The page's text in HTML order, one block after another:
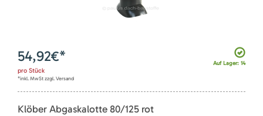
Auf Lager: 14
54,92€*
pro Stück
*inkl. MwSt zzgl. Versand
Klöber Abgaskalotte 80/125 rot